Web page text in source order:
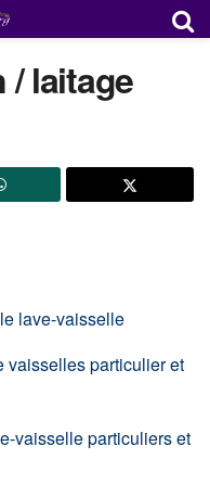
/ laitage
lave-vaisselle
vaisselles particulier et
vaisselle particuliers et